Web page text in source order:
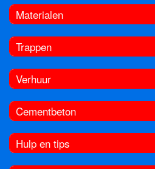
Materialen
Trappen
Verhuur
Cementbeton
Hulp en tips